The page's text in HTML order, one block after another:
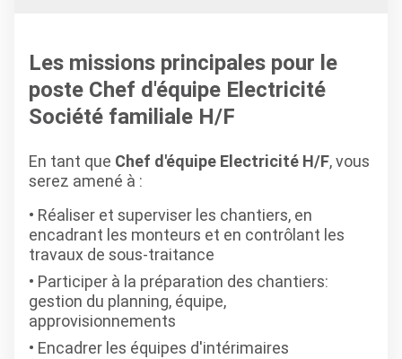
Les missions principales pour le
poste Chef d'équipe Electricité
Société familiale H/F
En tant que Chef d'équipe Electricité H/F, vous
serez amené à :
Réaliser et superviser les chantiers, en
encadrant les monteurs et en contrôlant les
travaux de sous-traitance
Participer à la préparation des chantiers:
gestion du planning, équipe,
approvisionnements
Encadrer les équipes d'intérimaires